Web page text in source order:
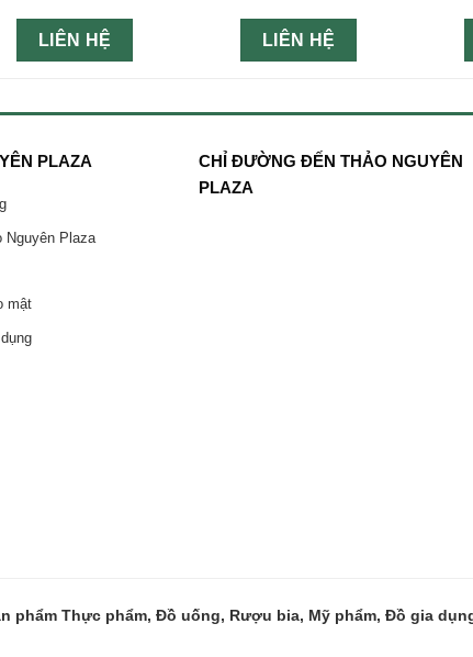
LIÊN HỆ LIÊN HỆ
PLAZA
Nguyên Plaza
mật
CHỈ ĐƯỜNG ĐẾN THẢO NGUYÊN
PLAZA
phẩm Thực phẩm, Đồ uống, Rượu bia, Mỹ phẩm, Đồ gia